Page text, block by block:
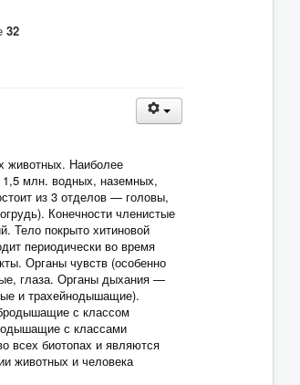
32
животных. Наиболее
1,5 млн. водных, наземных,
из 3 отделов — головы,
Конечности членистые
Тело покрыто хитиновой
периодически во время
Органы чувств (особенно
глаза. Органы дыхания —
и трахейнодышащие).
с классом
с классами
всех биотопах и являются
животных и человека